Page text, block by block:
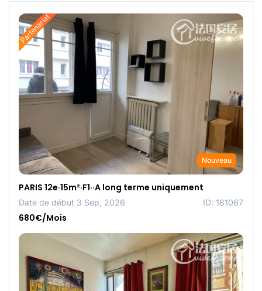
Partenariat
Nouveau
PARIS 12e·15m²·F1··A long terme uniquement
Date de début 3 Sep, 2026 ID: 181067
680€/Mois